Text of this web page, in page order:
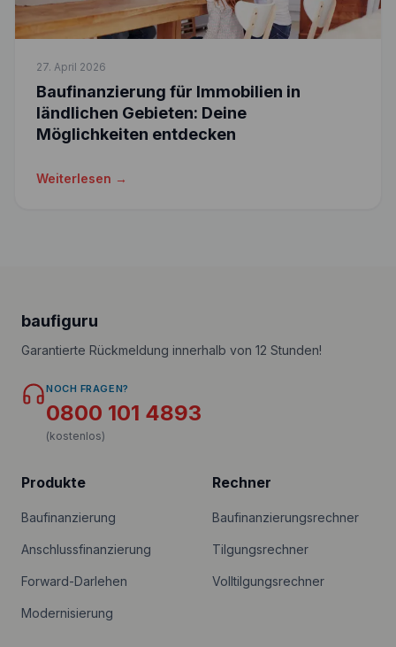
27. April 2026
Baufinanzierung für Immobilien in
ländlichen Gebieten: Deine
Möglichkeiten entdecken
Weiterlesen →
baufiguru
Garantierte Rückmeldung innerhalb von 12 Stunden!
NOCH FRAGEN?
0800 101 4893
(kostenlos)
Produkte
Baufinanzierung
Anschlussfinanzierung
Forward-Darlehen
Modernisierung
Rechner
Baufinanzierungsrechner
Tilgungsrechner
Volltilgungsrechner